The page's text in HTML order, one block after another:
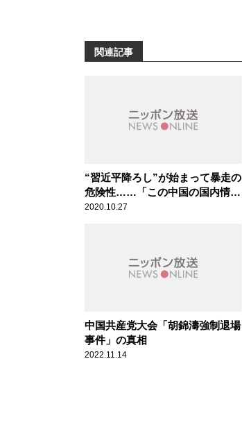
関連記事
“習近平降ろし”が始まって暴走の
危険性……「この中国の国内情勢
の分析はすごく面白い」辛坊治郎
2020.10.27
中国共産党大会「胡錦濤強制退場
事件」の真相
2022.11.14